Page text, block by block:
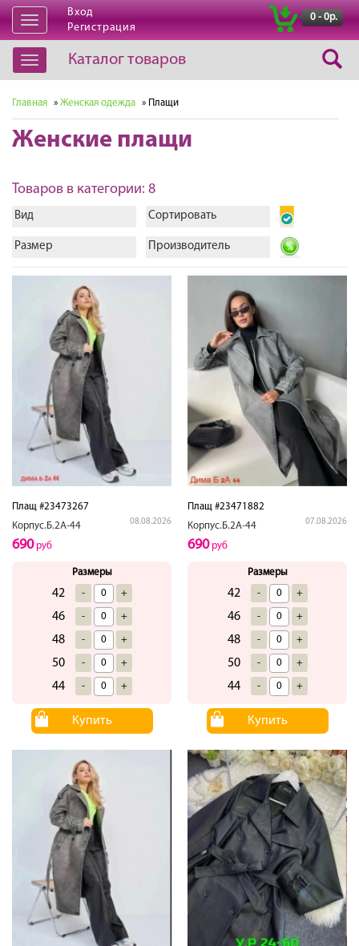
Открыть
навигацию
Вход
Регистрация
0 - 0р.
Открыть
навигацию
Каталог товаров
Главная » Женская одежда » Плащи
Женские плащи
Товаров в категории: 8
Вид Сортировать
Размер Производитель
Плащ #23473267
Корпус.Б.2А-44
08.08.2026
690руб
Размеры
42 - +
46 - +
48 - +
50 - +
44 - +
Купить
Плащ #23471882
Корпус.Б.2А-44
07.08.2026
690руб
Размеры
42 - +
46 - +
48 - +
50 - +
44 - +
Купить